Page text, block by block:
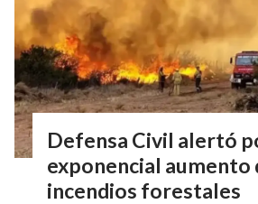
Defensa Civil alertó
exponencial aumento
incendios forestales